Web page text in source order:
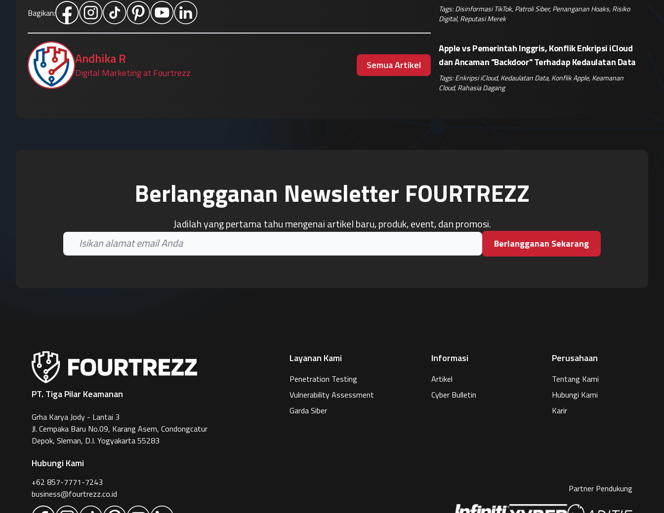
Bagikan:
Andhika R
Digital Marketing at Fourtrezz
Semua Artikel
Tags:Disinformasi TikTok,Patroli Siber,Penanganan Hoaks,Risiko
Digital,Reputasi Merek
Apple vs Pemerintah Inggris, Konflik Enkripsi iCloud
dan Ancaman "Backdoor" Terhadap Kedaulatan Data
Tags:Enkripsi iCloud,Kedaulatan Data,Konflik Apple,Keamanan
Cloud,Rahasia Dagang
Berlangganan Newsletter FOURTREZZ
Jadilah yang pertama tahu mengenai artikel baru, produk, event, dan promosi.
Berlangganan Sekarang
PT. Tiga Pilar Keamanan
Grha Karya Jody - Lantai 3
Jl. Cempaka Baru No.09, Karang Asem, Condongcatur
Depok, Sleman, D.I. Yogyakarta 55283
Layanan Kami
Penetration Testing
Vulnerability Assessment
Garda Siber
Informasi
Artikel
Cyber Bulletin
Perusahaan
Tentang Kami
Hubungi Kami
Karir
Hubungi Kami
+62 857-7771-7243
business@fourtrezz.co.id
Partner Pendukung